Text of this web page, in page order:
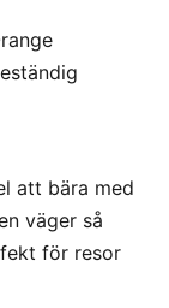
att bära med
väger så
för resor